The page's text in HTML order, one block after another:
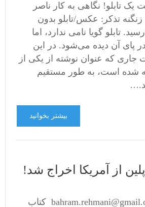
تابلو! نگاهی به کار ناصر
تذکر: عکس/تابلو بدون
تابلو گویا نامی ندارد، اما
پای آن دیده می‌شود. در این
جاری که عنوان نوشته از یکی از
شده است، به طور مستقیم
بیشتر بخوانید
از آمریکا اخراج شد!
بهرام رحمانی bahram.rehmani@gmail.com کتاب